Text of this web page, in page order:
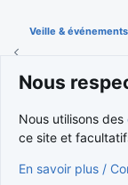
Veille & événements
Nous contacter
Politique de
Community platform by
Nous
Nous utilisons des
ce site et
En savoir plus /